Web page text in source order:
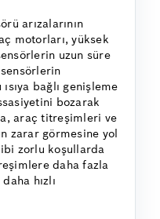
arızalarının
motorları, yüksek
uzun süre
sensörlerin
bağlı genişleme
bozarak
araç titreşimleri ve
zarar görmesine yol
zorlu koşullarda
daha fazla
hızlı